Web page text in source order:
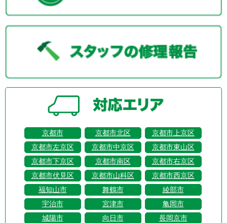
京都市 京都市北区
京都市上京区
京都市左京区
京都市中京区
京都市東山区
京都市下京区
京都市南区
京都市右京区
京都市伏見区
京都市山科区
京都市西京区
福知山市
舞鶴市
綾部市
宇治市
宮津市
亀岡市
城陽市
向日市
長岡京市